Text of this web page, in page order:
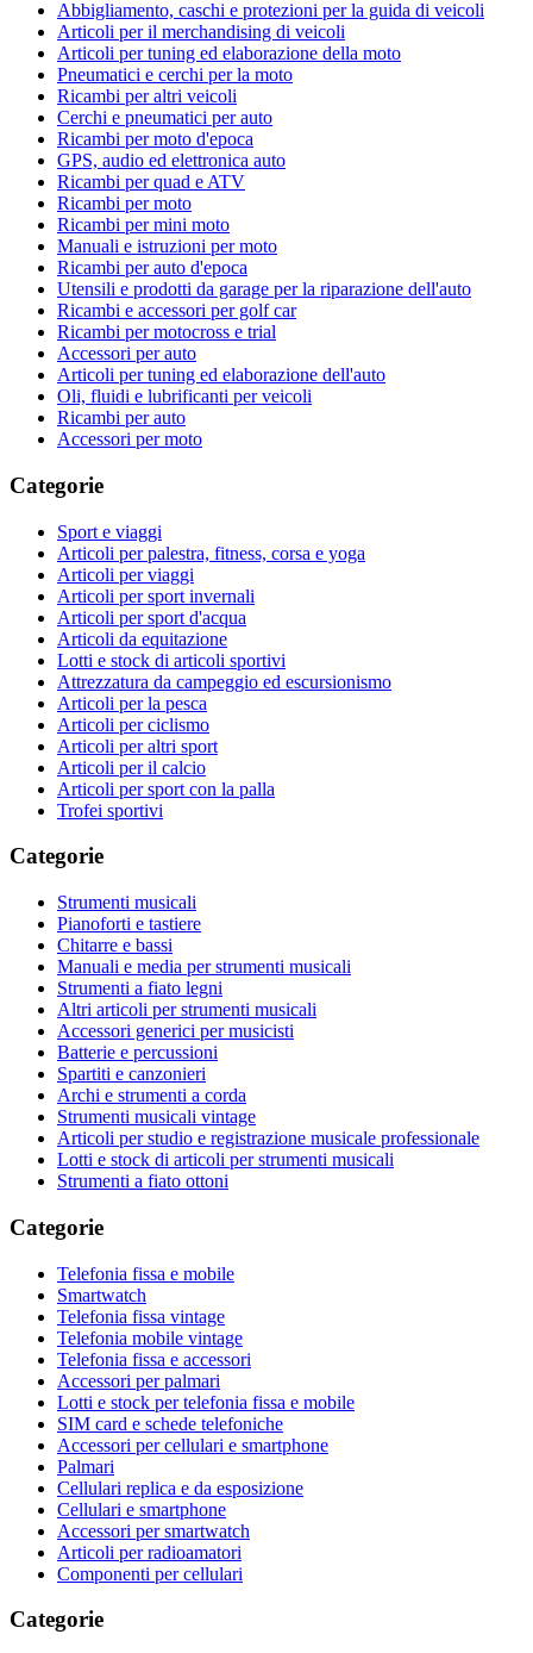
Abbigliamento, caschi e protezioni per la guida di veicoli
Articoli per il merchandising di veicoli
Articoli per tuning ed elaborazione della moto
Pneumatici e cerchi per la moto
Ricambi per altri veicoli
Cerchi e pneumatici per auto
Ricambi per moto d'epoca
GPS, audio ed elettronica auto
Ricambi per quad e ATV
Ricambi per moto
Ricambi per mini moto
Manuali e istruzioni per moto
Ricambi per auto d'epoca
Utensili e prodotti da garage per la riparazione dell'auto
Ricambi e accessori per golf car
Ricambi per motocross e trial
Accessori per auto
Articoli per tuning ed elaborazione dell'auto
Oli, fluidi e lubrificanti per veicoli
Ricambi per auto
Accessori per moto
Categorie
Sport e viaggi
Articoli per palestra, fitness, corsa e yoga
Articoli per viaggi
Articoli per sport invernali
Articoli per sport d'acqua
Articoli da equitazione
Lotti e stock di articoli sportivi
Attrezzatura da campeggio ed escursionismo
Articoli per la pesca
Articoli per ciclismo
Articoli per altri sport
Articoli per il calcio
Articoli per sport con la palla
Trofei sportivi
Categorie
Strumenti musicali
Pianoforti e tastiere
Chitarre e bassi
Manuali e media per strumenti musicali
Strumenti a fiato legni
Altri articoli per strumenti musicali
Accessori generici per musicisti
Batterie e percussioni
Spartiti e canzonieri
Archi e strumenti a corda
Strumenti musicali vintage
Articoli per studio e registrazione musicale professionale
Lotti e stock di articoli per strumenti musicali
Strumenti a fiato ottoni
Categorie
Telefonia fissa e mobile
Smartwatch
Telefonia fissa vintage
Telefonia mobile vintage
Telefonia fissa e accessori
Accessori per palmari
Lotti e stock per telefonia fissa e mobile
SIM card e schede telefoniche
Accessori per cellulari e smartphone
Palmari
Cellulari replica e da esposizione
Cellulari e smartphone
Accessori per smartwatch
Articoli per radioamatori
Componenti per cellulari
Categorie